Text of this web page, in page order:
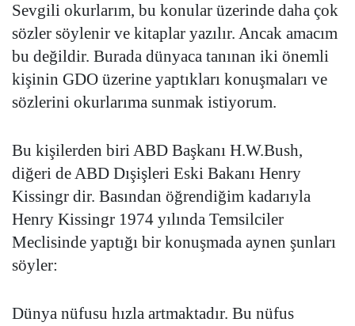
Sevgili okurlarım, bu konular üzerinde daha çok
sözler söylenir ve kitaplar yazılır. Ancak amacım
bu değildir. Burada dünyaca tanınan iki önemli
kişinin GDO üzerine yaptıkları konuşmaları ve
sözlerini okurlarıma sunmak istiyorum.
Bu kişilerden biri ABD Başkanı H.W.Bush,
diğeri de ABD Dışişleri Eski Bakanı Henry
Kissingr dir. Basından öğrendiğim kadarıyla
Henry Kissingr 1974 yılında Temsilciler
Meclisinde yaptığı bir konuşmada aynen şunları
söyler:
Dünya nüfusu hızla artmaktadır. Bu nüfus